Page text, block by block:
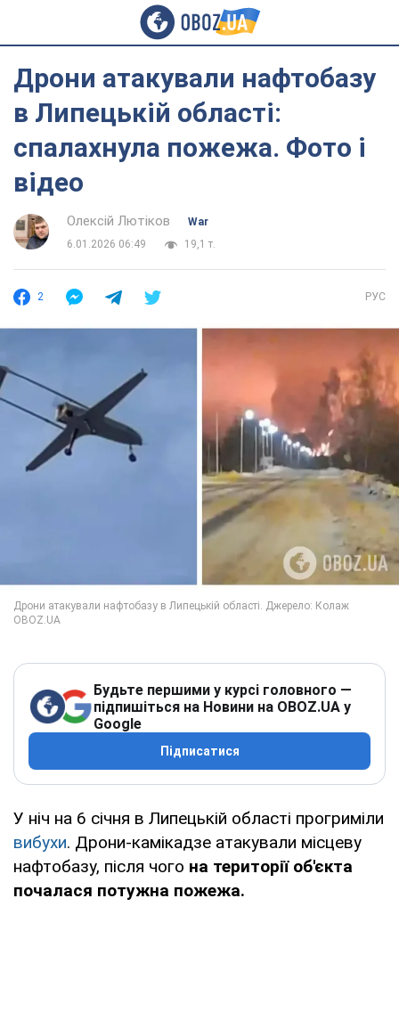
Дрони атакували нафтобазу
в Липецькій області:
спалахнула пожежа. Фото і
відео
Олексій Лютіков
War
6.01.2026 06:49
19,1 т.
2 РУС
Будьте першими у курсі головного —
підпишіться на Новини на OBOZ.UA у
Google
Підписатися
У ніч на 6 січня в Липецькій області прогриміли
вибухи. Дрони-камікадзе атакували місцеву
нафтобазу, після чого на території об'єкта
почалася потужна пожежа.